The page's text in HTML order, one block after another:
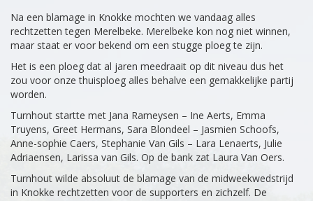
Na een blamage in Knokke mochten we vandaag alles
rechtzetten tegen Merelbeke. Merelbeke kon nog niet winnen,
maar staat er voor bekend om een stugge ploeg te zijn.
Het is een ploeg dat al jaren meedraait op dit niveau dus het
zou voor onze thuisploeg alles behalve een gemakkelijke partij
worden.
Turnhout startte met Jana Rameysen – Ine Aerts, Emma
Truyens, Greet Hermans, Sara Blondeel – Jasmien Schoofs,
Anne-sophie Caers, Stephanie Van Gils – Lara Lenaerts, Julie
Adriaensen, Larissa van Gils. Op de bank zat Laura Van Oers.
Turnhout wilde absoluut de blamage van de midweekwedstrijd
in Knokke rechtzetten voor de supporters en zichzelf. De